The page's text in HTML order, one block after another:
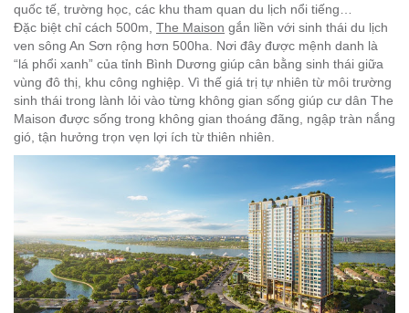
quốc tế, trường học, các khu tham quan du lịch nổi tiếng…
Đặc biệt chỉ cách 500m, The Maison gắn liền với sinh thái du lịch
ven sông An Sơn rộng hơn 500ha. Nơi đây được mệnh danh là
“lá phổi xanh” của tỉnh Bình Dương giúp cân bằng sinh thái giữa
vùng đô thị, khu công nghiệp. Vì thế giá trị tự nhiên từ môi trường
sinh thái trong lành lỏi vào từng không gian sống giúp cư dân The
Maison được sống trong không gian thoáng đãng, ngập tràn nắng
gió, tận hưởng trọn vẹn lợi ích từ thiên nhiên.